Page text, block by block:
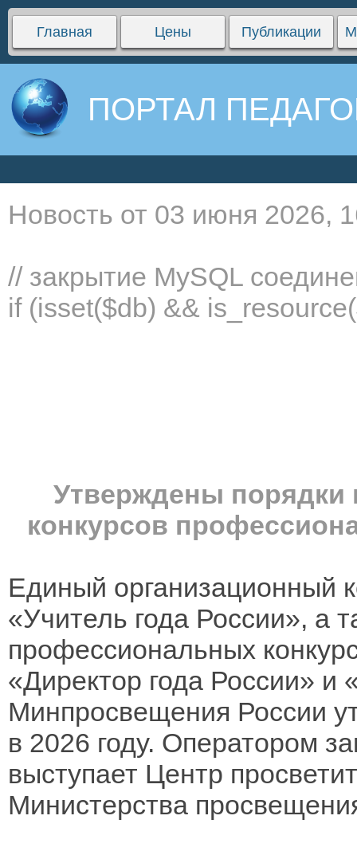
Главная Цены Публикации
ПОРТАЛ
Новость от 03 июня 2026,
// закрытие MySQL
if (isset($db) &&
Утверждены порядки
конкурсов
Единый организационный
«Учитель года России», а
профессиональных
«Директор года России» и
Минпросвещения России
в 2026 году. Оператором
выступает Центр
Министерства